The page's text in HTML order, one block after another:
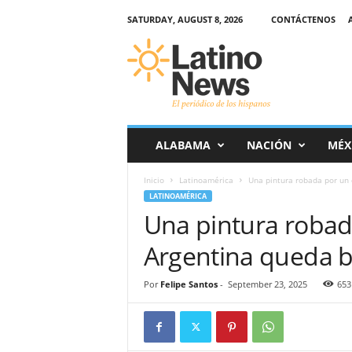
SATURDAY, AUGUST 8, 2026 CONTÁCTENOS
r
ALABAMA NACIÓN
Inicio Latinoamérica Una pintura robada por
LATINOAMÉRICA
Una pintura
Argentina queda
Por Felipe Santos- September 23, 2025 653